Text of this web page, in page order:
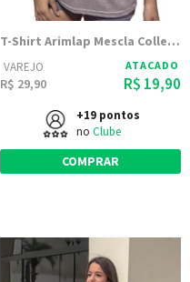
T-Shirt Arimlap Mescla Collect Moments
VAREJO
R$ 29,90
ATACADO
R$ 19,90
+19 pontos
no Clube
COMPRAR